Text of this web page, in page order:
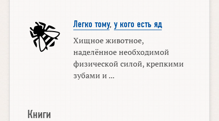
Легко тому, у кого есть яд
Хищное животное,
наделённое необходимой
физической силой, крепкими
зубами и ...
Книги